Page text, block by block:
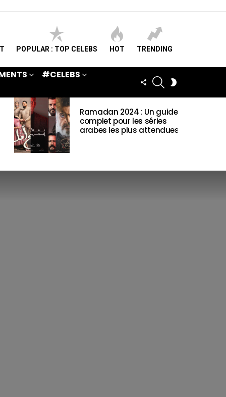
POPULAR : TOP CELEBS HOT TRENDING
#CELEBS
FOLLOWSEARCH
Ramadan 2024 : Un guide
complet pour les séries
arabes les plus attendues